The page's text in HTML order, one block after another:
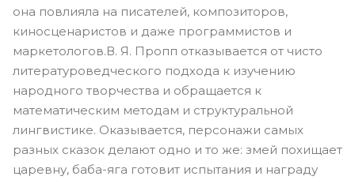
она повлияла на писателей, композиторов,
киносценаристов и даже программистов и
маркетологов.В. Я. Пропп отказывается от чисто
литературоведческого подхода к изучению
народного творчества и обращается к
математическим методам и структуральной
лингвистике. Оказывается, персонажи самых
разных сказок делают одно и то же: змей похищает
царевну, баба-яга готовит испытания и награду